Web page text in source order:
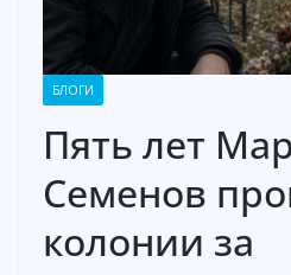
БЛОГИ
Пять лет
Семенов
колонии за